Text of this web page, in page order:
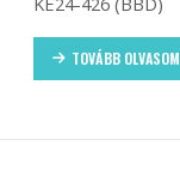
TOVÁBB OLVASOM